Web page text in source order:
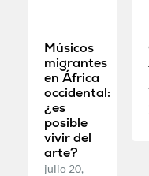
Músicos
migrantes
en África
occidental:
¿es
posible
vivir del
arte?
julio 20,